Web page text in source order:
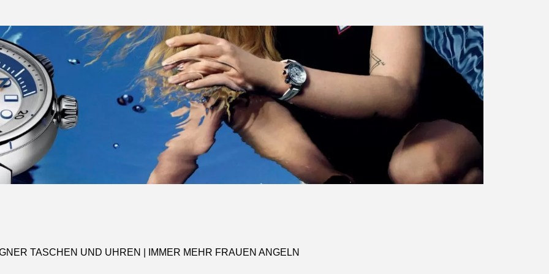
TASCHEN UND UHREN | IMMER MEHR FRAUEN ANGELN